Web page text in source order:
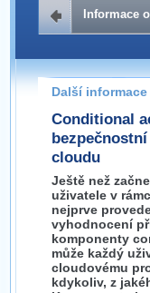
Pokud máte
prosím
Informace
Další
Conditional
cloudu
Ještě než
uživatele v
nejprve
vyhodnocení
komponenty
může každý
cloudovému
kdykoliv, z